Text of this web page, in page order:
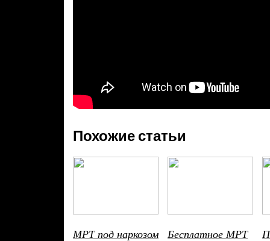
Похожие статьи
МРТ под наркозом
Бесплатное МРТ